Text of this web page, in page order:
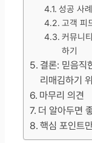
성공 사
고객 피
커뮤니
하기
결론: 믿음직
리매김하기
마무리 의견
더 알아두면
핵심 포인트